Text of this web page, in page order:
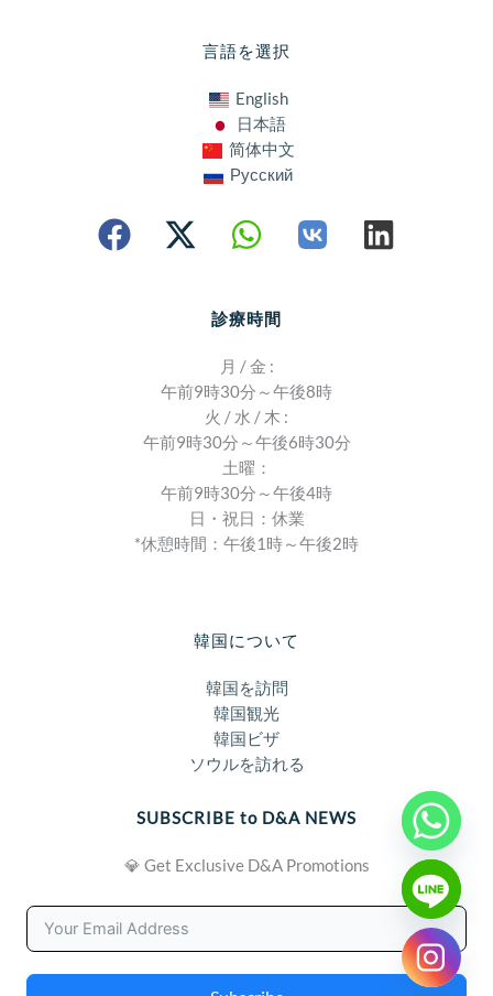
言語を選択
English
日本語
简体中文
Русский
診療時間
月 / 金 :
午前9時30分～午後8時
火 / 水 / 木 :
午前9時30分～午後6時30分
土曜：
午前9時30分～午後4時
日・祝日：休業
*休憩時間：午後1時～午後2時
韓国について
韓国を訪問
韓国観光
韓国ビザ
ソウルを訪れる
SUBSCRIBE to D&A NEWS
💎 Get Exclusive D&A Promotions